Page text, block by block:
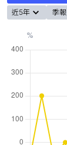
近5年 季報